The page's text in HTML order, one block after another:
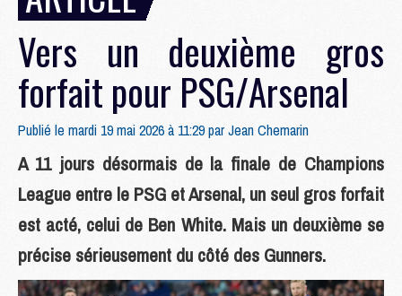
Vers un deuxième gros
forfait pour PSG/Arsenal
Publié le mardi 19 mai 2026 à 11:29 parJean Chemarin
A 11 jours désormais de la finale de Champions
League entre le PSG et Arsenal, un seul gros forfait
est acté, celui de Ben White. Mais un deuxième se
précise sérieusement du côté des Gunners.